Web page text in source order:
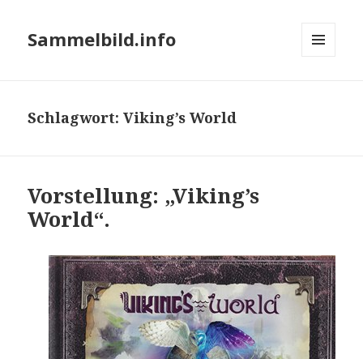
Sammelbild.info
Schlagwort:Viking’s World
Vorstellung: „Viking’s
World“.